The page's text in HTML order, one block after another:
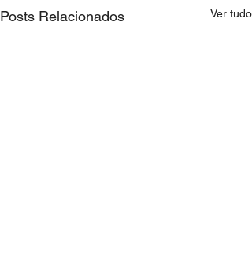
Posts Relacionados Ver tudo